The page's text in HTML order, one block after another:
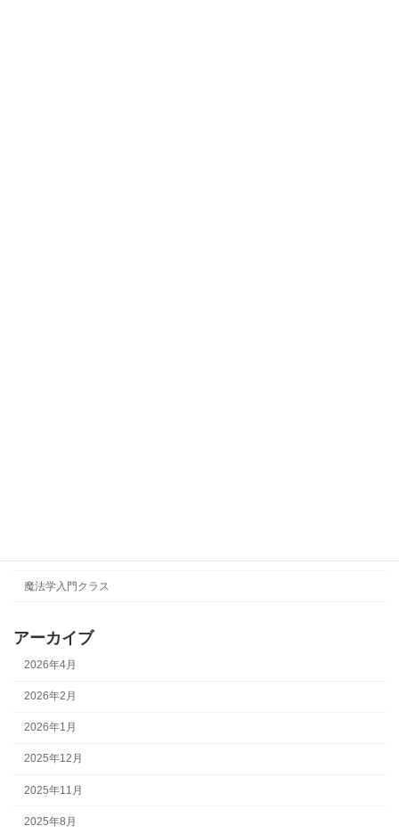
魔法学入門クラス
アーカイブ
2026年4月
2026年2月
2026年1月
2025年12月
2025年11月
2025年8月